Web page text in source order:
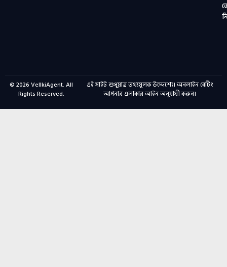
© 2026VellkiAgent. All
Rights Reserved.
এই সাইট শুধুমাত্র তথ্যমূলক উদ্দেশ্যে। অনলাইন বেটিং
আপনার এলাকার আইন অনুযায়ী করুন।